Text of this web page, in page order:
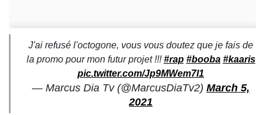
J'ai refusé l'octogone, vous vous doutez que je fais de
la promo pour mon futur projet !!!#rap #booba #kaaris
pic.twitter.com/Jp9MWem7l1
— Marcus Dia Tv (@MarcusDiaTv2) March 5,
2021